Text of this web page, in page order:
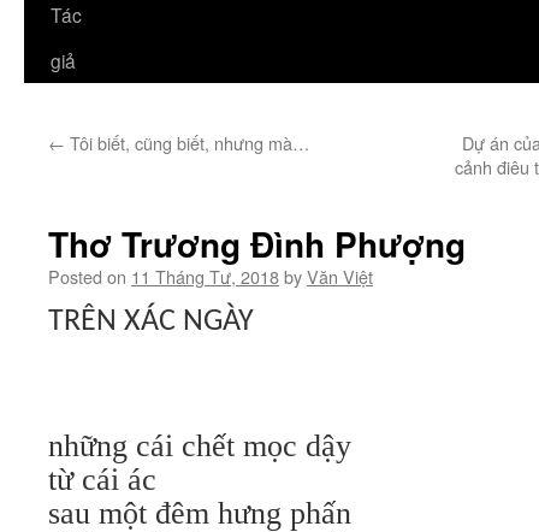
Tác
giả
← Tôi biết, cũng biết, nhưng mà…
Dự án
cảnh điêu
Thơ Trương Đình Phượng
Posted on 11 Tháng Tư, 2018byVăn Việt
TRÊN XÁC NGÀY
những cái chết mọc dậy
từ cái ác
sau một đêm hưng phấn